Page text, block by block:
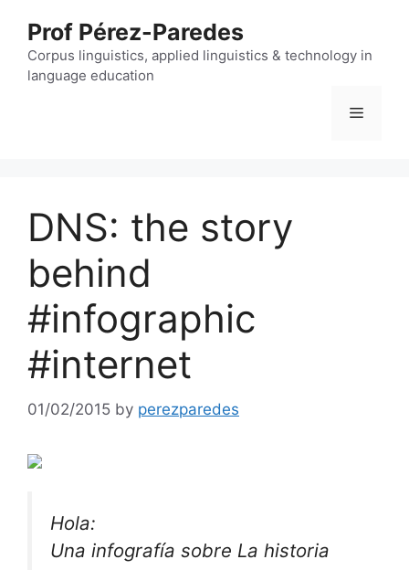
content
Prof Pérez-Paredes
Corpus linguistics, applied linguistics & technology in
language education
Menu
DNS: the story
behind
#infographic
#internet
01/02/2015 by perezparedes
Hola:
Una infografía sobre La historia